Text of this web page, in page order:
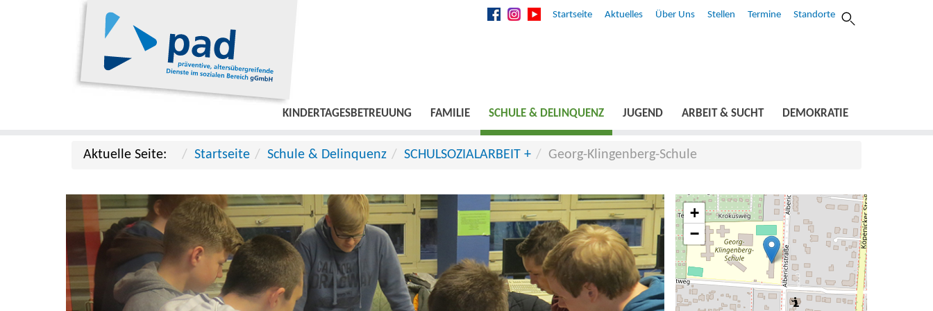
Startseite Aktuelles Über Uns Stellen Termine Standorte
KINDERTAGESBETREUUNG FAMILIE SCHULE & DELINQUENZ JUGEND ARBEIT & SUCHT DEMOKRATIE
Aktuelle Seite: Startseite Schule & Delinquenz SCHULSOZIALARBEIT + Georg-Klingenberg-Schule
+
−